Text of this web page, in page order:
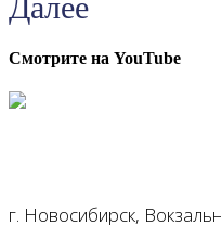
Смотрите на YouTube
г. Новосибирск,